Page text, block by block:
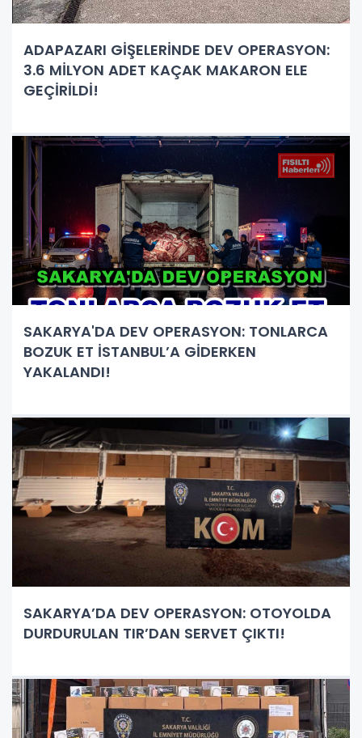
ADAPAZARI GİŞELERİNDE DEV OPERASYON:
3.6 MİLYON ADET KAÇAK MAKARON ELE
GEÇİRİLDİ!
SAKARYA'DA DEV OPERASYON: TONLARCA
BOZUK ET İSTANBUL’A GİDERKEN
YAKALANDI!
SAKARYA’DA DEV OPERASYON: OTOYOLDA
DURDURULAN TIR’DAN SERVET ÇIKTI!